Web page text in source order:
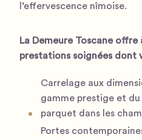
l’effervescence nîmoise.
La Demeure Toscane offre
prestations soignées dont
Carrelage aux
gamme prestige et
parquet dans les
Portes